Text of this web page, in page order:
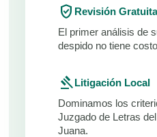
verified_user Revisión
El primer análisis de
despido no tiene
gavelLitigación Local
Dominamos los
Juzgado de Letras
Juana.